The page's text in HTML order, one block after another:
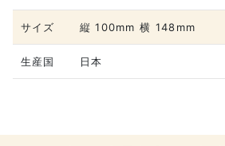
サイズ 縦 100mm 横 148mm
生産国 日本